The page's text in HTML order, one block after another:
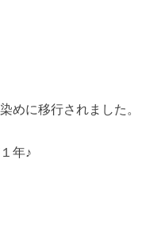
めに移行されました。
年♪